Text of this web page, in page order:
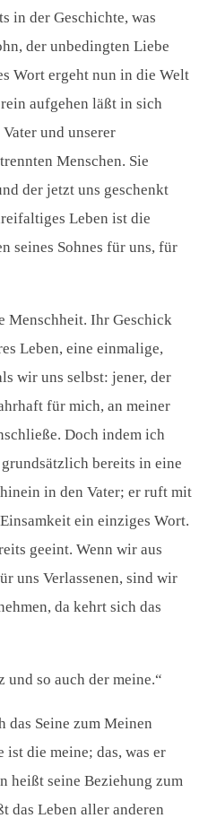
in der Geschichte, was
der unbedingten Liebe
Wort ergeht nun in die Welt
aufgehen läßt in sich
und unserer
Menschen. Sie
der jetzt uns geschenkt
Leben ist die
seines Sohnes für uns, für
Menschheit. Ihr Geschick
Leben, eine einmalige,
wir uns selbst: jener, der
für mich, an meiner
Doch indem ich
bereits in eine
in den Vater; er ruft mit
Einsamkeit ein einziges Wort.
geeint. Wenn wir aus
uns Verlassenen, sind wir
da kehrt sich das
so auch der meine.“
das Seine zum Meinen
die meine; das, was er
heißt seine Beziehung zum
das Leben aller anderen